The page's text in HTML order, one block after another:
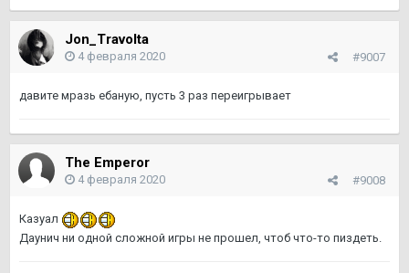
Jon_Travolta
#9007
4 февраля 2020
давите мразь ебаную, пусть 3 раз переигрывает
The Emperor
#9008
4 февраля 2020
Казуал
Даунич ни одной сложной игры не прошел, чтоб что-то пиздеть.